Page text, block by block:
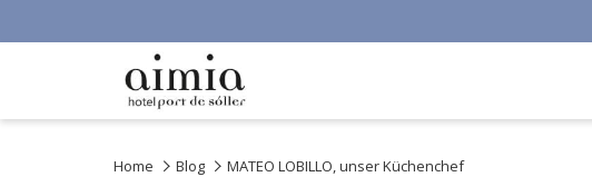
Home Blog MATEO LOBILLO, unser Küchenchef